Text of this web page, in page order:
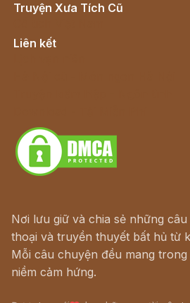
Truyện Xưa Tích Cũ
Liên kết
Nơi lưu giữ và chia sẻ những
thoại và truyền thuyết bất hủ từ
Mỗi câu chuyện đều mang
niềm cảm hứng.